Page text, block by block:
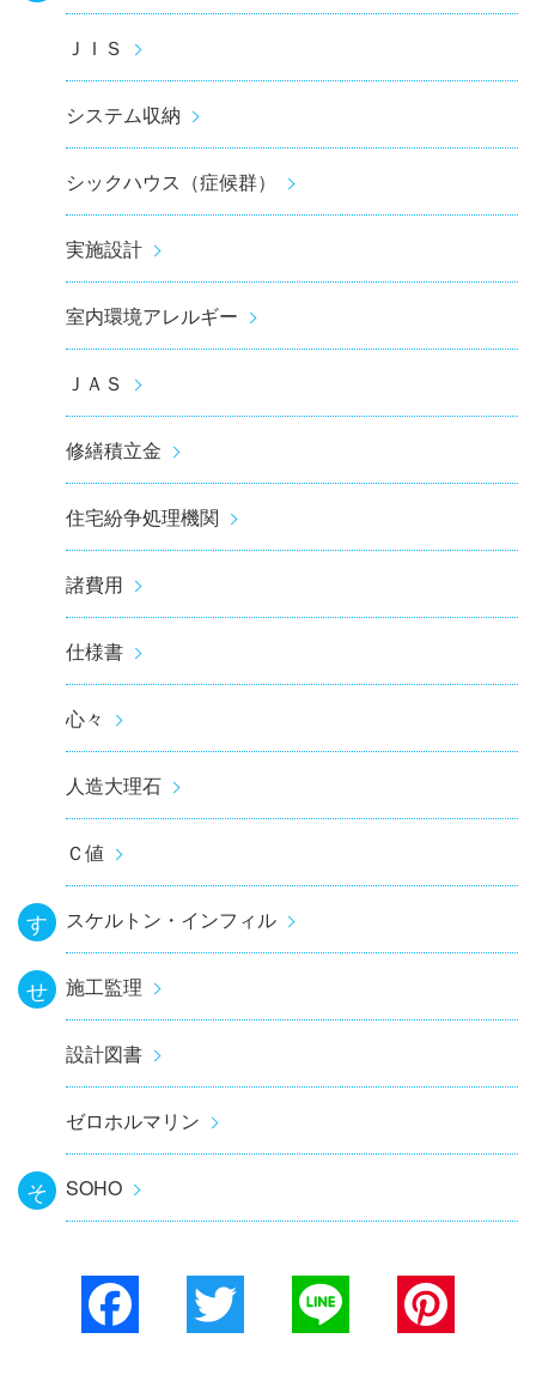
ＪＩＳ
システム収納
シックハウス（症候群）
実施設計
室内環境アレルギー
ＪＡＳ
修繕積立金
住宅紛争処理機関
諸費用
仕様書
心々
人造大理石
Ｃ値
す スケルトン・インフィル
せ 施工監理
設計図書
ゼロホルマリン
そ SOHO
Facebook